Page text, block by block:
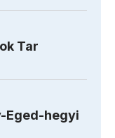
Tar
Eged-hegyi